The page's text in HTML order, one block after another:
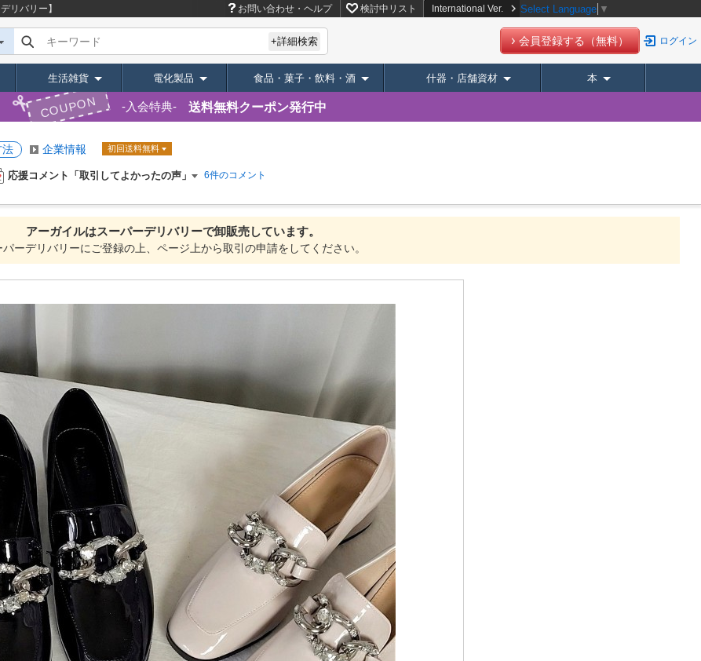
リバリー】 お問い合わせ・ヘルプ 検討中リスト International Ver. Select Language ▼
キーワード +詳細検索 会員登録する（無料） ログイン
生活雑貨 電化製品 食品・菓子・飲料・酒 什器・店舗資材 本
COUPON 入会特典 送料無料クーポン発行中
法 企業情報 初回送料無料
応援コメント「取引してよかったの声」 6件のコメント
アーガイルはスーパーデリバリーで卸販売しています。
パーデリバリーにご登録の上、ページ上から取引の申請をしてください。